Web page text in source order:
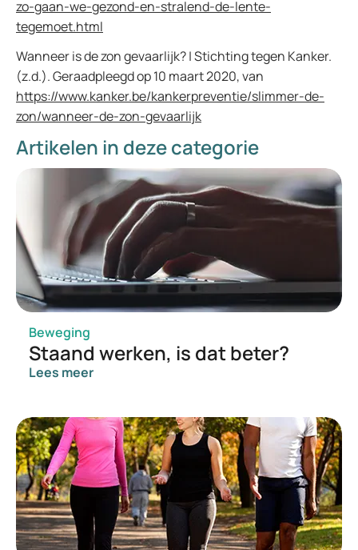
zo-gaan-we-gezond-en-stralend-de-lente-
tegemoet.html
Wanneer is de zon gevaarlijk? | Stichting tegen Kanker.
(z.d.). Geraadpleegd op 10 maart 2020, van
https://www.kanker.be/kankerpreventie/slimmer-de-
zon/wanneer-de-zon-gevaarlijk
Artikelen in deze categorie
Beweging
Staand werken, is dat beter?
Lees meer